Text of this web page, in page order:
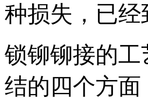
种损失，已
锁铆铆接的
结的四个方